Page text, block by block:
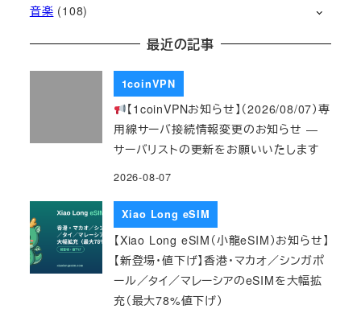
音楽 (108)
最近の記事
1coinVPN
【1coinVPNお知らせ】（2026/08/07）専
用線サーバ接続情報変更のお知らせ ―
サーバリストの更新をお願いいたします
2026-08-07
Xiao Long eSIM
【Xiao Long eSIM（小龍eSIM）お知らせ】
【新登場・値下げ】香港・マカオ／シンガポ
ール／タイ／マレーシアのeSIMを大幅拡
充（最大78%値下げ）